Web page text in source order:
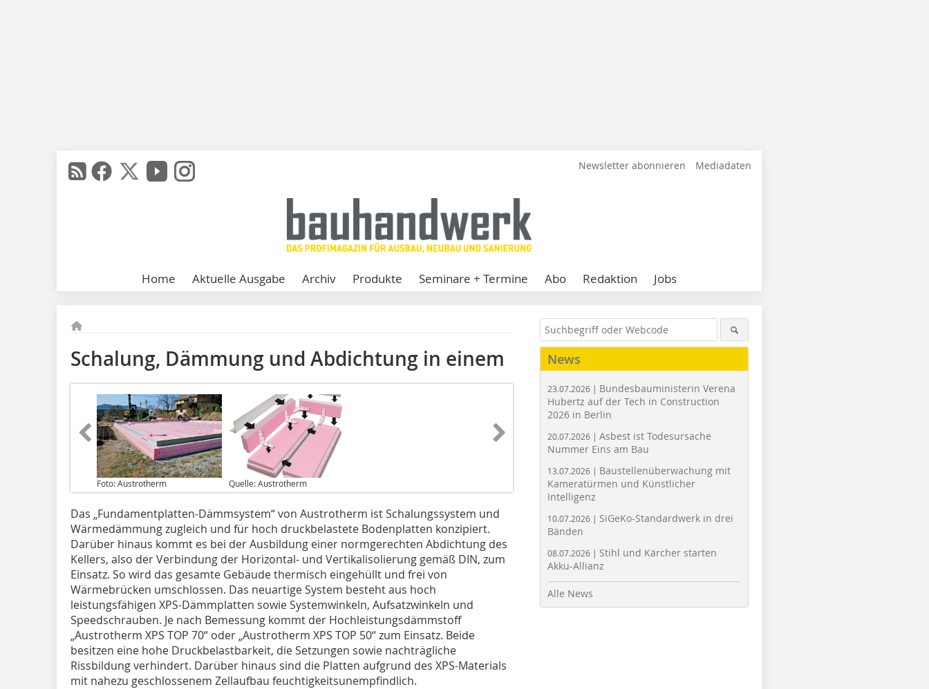
Newsletter abonnieren Mediadaten
Home Aktuelle Ausgabe Archiv Produkte Seminare + Termine Abo Redaktion Jobs
Schalung, Dämmung und Abdichtung in einem
Foto: Austrotherm Quelle: Austrotherm
Das „Fundamentplatten-Dämm­system“ von Austrotherm ist Schalungssystem und
Wärmedämmung zugleich und für hoch druckbelastete Bodenplatten konzipiert.
Darüber hinaus kommt es bei der Ausbildung einer normgerechten Abdichtung des
Kellers, also der Verbindung der Horizontal- und Vertikalisolierung gemäß DIN, zum
Einsatz. So wird das gesamte Gebäude thermisch eingehüllt und frei von
Wärmebrücken umschlossen. Das neuartige System besteht aus hoch
leistungsfähigen XPS-Dämmplatten sowie Systemwinkeln, Aufsatzwinkeln und
Speedschrauben. Je nach Bemessung kommt der Hochleistungsdämmstoff
„Austrotherm XPS TOP 70“ oder „Austrotherm XPS TOP 50“ zum Einsatz. Beide
besitzen eine hohe Druckbelastbarkeit, die Setzungen sowie nachträgliche
Rissbildung verhindert. Darüber hinaus sind die Platten aufgrund des XPS-Materials
mit nahezu geschlossenem Zellaufbau feuchtigkeitsunempfindlich.
News
23.07.2026 | Bundesbauministerin Verena
Hubertz auf der Tech in Construction
2026 in Berlin
20.07.2026 | Asbest ist Todesursache
Nummer Eins am Bau
13.07.2026 | Baustellenüberwachung mit
Kameratürmen und Künstlicher
Intelligenz
10.07.2026 | SiGeKo-Standardwerk in drei
Bänden
08.07.2026 | Stihl und Kärcher starten
Akku-Allianz
Alle News